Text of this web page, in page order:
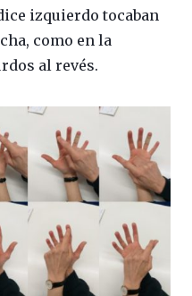
izquierdo tocaban
como en la
al revés.